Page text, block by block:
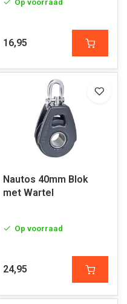
16,95
Nautos 40mm Blok
met Wartel
Op voorraad
24,95